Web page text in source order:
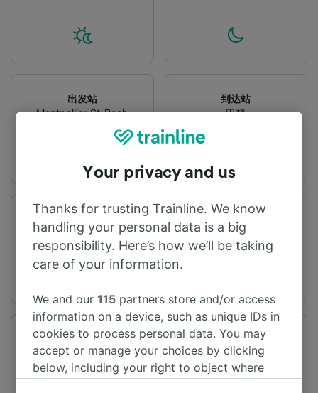
出发站
Montpellier St-Roch
到达站
巴黎
从3h28m
595 km
频率
每天有19趟列车
变化
提供直达列车
Your privacy and us
Thanks for trusting Trainline. We know
handling your personal data is a big
responsibility. Here’s how we’ll be taking
care of your information.
We and our115 partners store and/or access
information on a device, such as unique IDs in
cookies to process personal data. You may
accept or manage your choices by clicking
below, including your right to object where